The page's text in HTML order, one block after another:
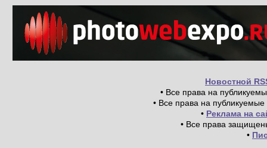
Новостной
• Все права на
• Все права на
• Реклама на
• Все права
•